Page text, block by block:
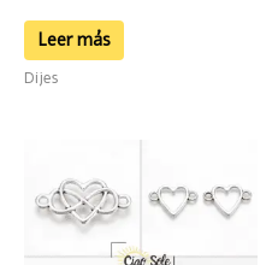
Leer más
Dijes
producto
tiene
múltiples